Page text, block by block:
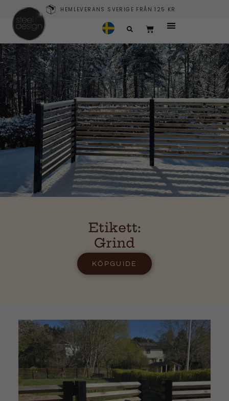
HEMLEVERANS SVERIGE FRÅN 125 KR
Etikett:
Grind
KÖPGUIDE